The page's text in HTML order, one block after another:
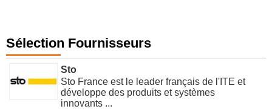
Sélection Fournisseurs
Sto
Sto France est le leader français de l'ITE et
développe des produits et systèmes
innovants ...